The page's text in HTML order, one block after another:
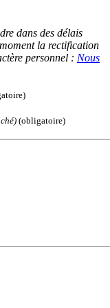
dans des délais
la rectification
personnel : Nous
(obligatoire)